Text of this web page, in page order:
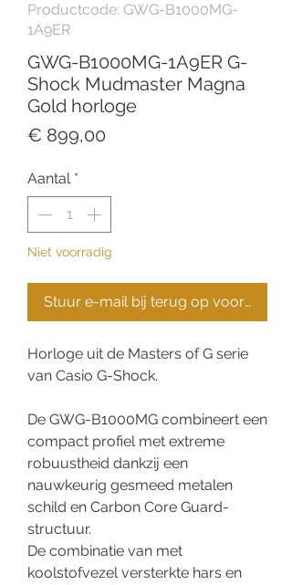
Productcode: GWG-B1000MG-
1A9ER
GWG-B1000MG-1A9ER G-
Shock Mudmaster Magna
Gold horloge
€ 899,00
Aantal *
Niet voorradig
Stuur e-mail bij terug op voorraad
Horloge uit de Masters of G serie
van Casio G-Shock.
De GWG-B1000MG combineert een
compact profiel met extreme
robuustheid dankzij een
nauwkeurig gesmeed metalen
schild en Carbon Core Guard-
structuur.
De combinatie van met
koolstofvezel versterkte hars en